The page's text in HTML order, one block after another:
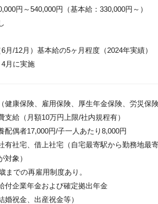
円～540,000円（基本給：330,000円～）
/12月）基本給の5ヶ月程度（2024年実績）
月に実施
健康保険、雇用保険、厚生年金保険、労災保険
支給（月額10万円上限/社内規程有）
配偶者17,000円/子一人あたり8,000円
有社宅、借上社宅（自宅最寄駅から勤務地最
対象）
までの再雇用制度あり。
付企業年金および確定拠出年金
婚祝金、出産祝金等）